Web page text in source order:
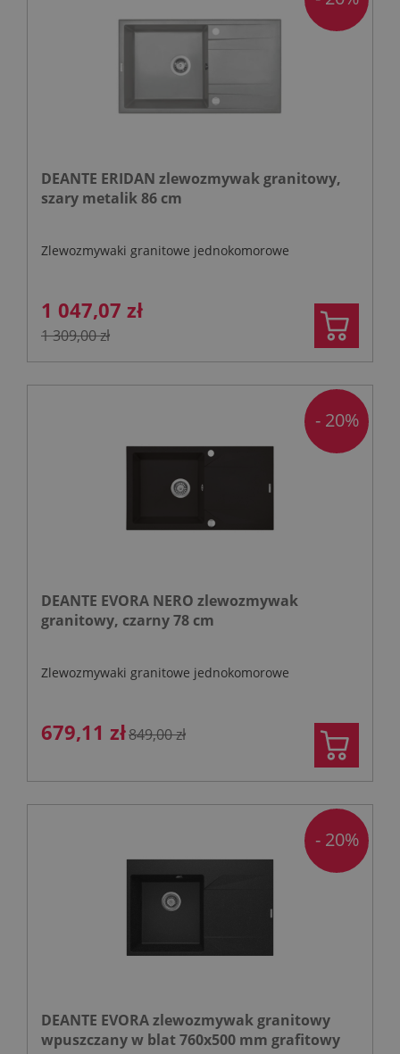
DEANTE ERIDAN zlewozmywak granitowy,
szary metalik 86 cm
Zlewozmywaki granitowe jednokomorowe
1 047,07 zł
1 309,00 zł
DEANTE EVORA NERO zlewozmywak
granitowy, czarny 78 cm
Zlewozmywaki granitowe jednokomorowe
679,11 zł849,00 zł
- 20%
DEANTE EVORA zlewozmywak granitowy
wpuszczany w blat 760x500 mm grafitowy
- 20%